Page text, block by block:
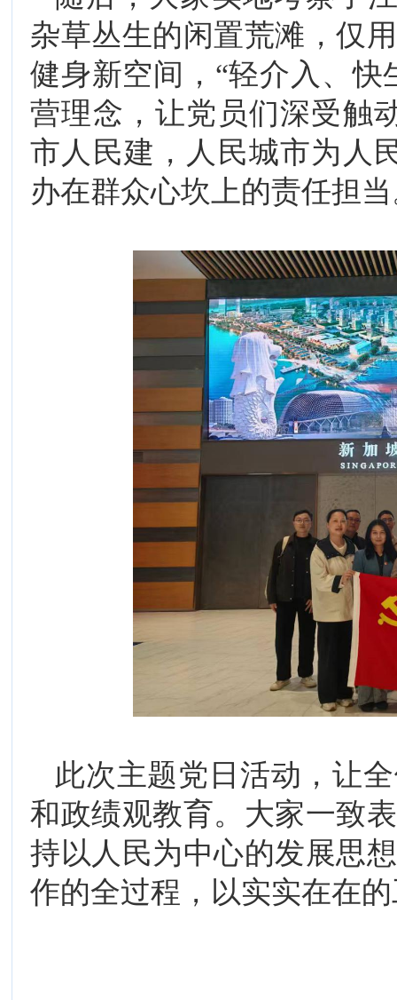
杂草丛生的闲置荒滩，仅
健身新空间，“轻介入、快
营理念，让党员们深受触
市人民建，人民城市为人
办在群众心坎上的责任担
此次主题党日活动，让
和政绩观教育。大家一致
持以人民为中心的发展思
作的全过程，以实实在在